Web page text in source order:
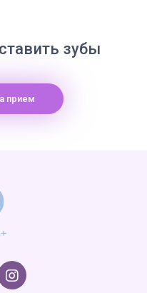
зубы
прием